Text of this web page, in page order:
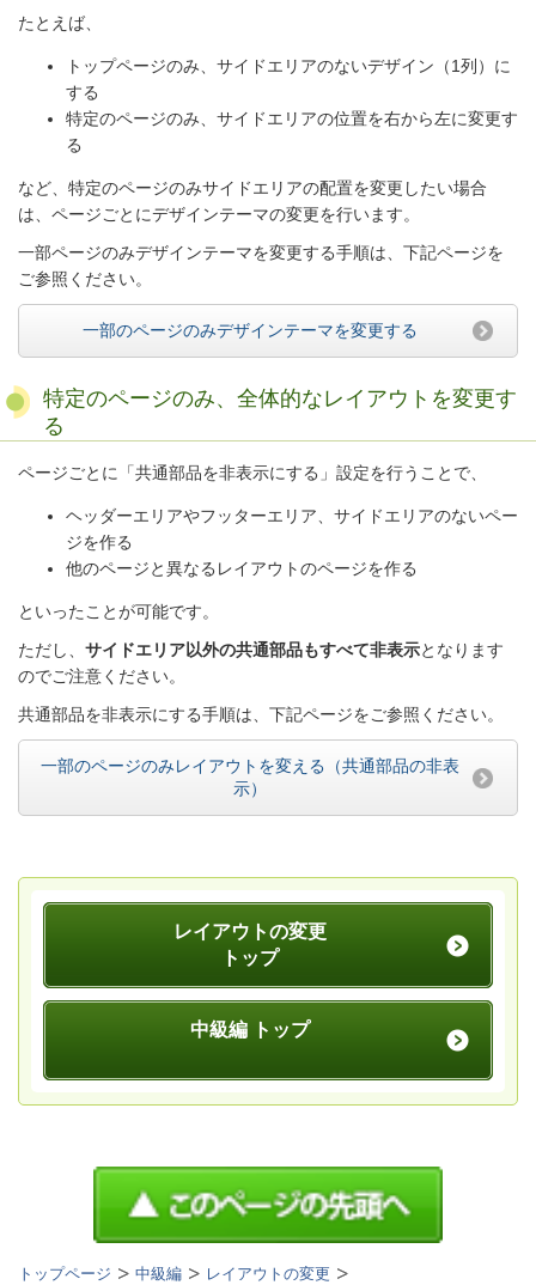
たとえば、
トップページのみ、サイドエリアのないデザイン（1列）に
する
特定のページのみ、サイドエリアの位置を右から左に変更す
る
など、特定のページのみサイドエリアの配置を変更したい場合
は、ページごとにデザインテーマの変更を行います。
一部ページのみデザインテーマを変更する手順は、下記ページを
ご参照ください。
一部のページのみデザインテーマを変更する
特定のページのみ、全体的なレイアウトを変更す
る
ページごとに「共通部品を非表示にする」設定を行うことで、
ヘッダーエリアやフッターエリア、サイドエリアのないペー
ジを作る
他のページと異なるレイアウトのページを作る
といったことが可能です。
ただし、 サイドエリア以外の共通部品もすべて非表示となります
のでご注意ください。
共通部品を非表示にする手順は、下記ページをご参照ください。
一部のページのみレイアウトを変える（共通部品の非表
示）
レイアウトの変更
トップ
中級編 トップ
トップページ 中級編 レイアウトの変更